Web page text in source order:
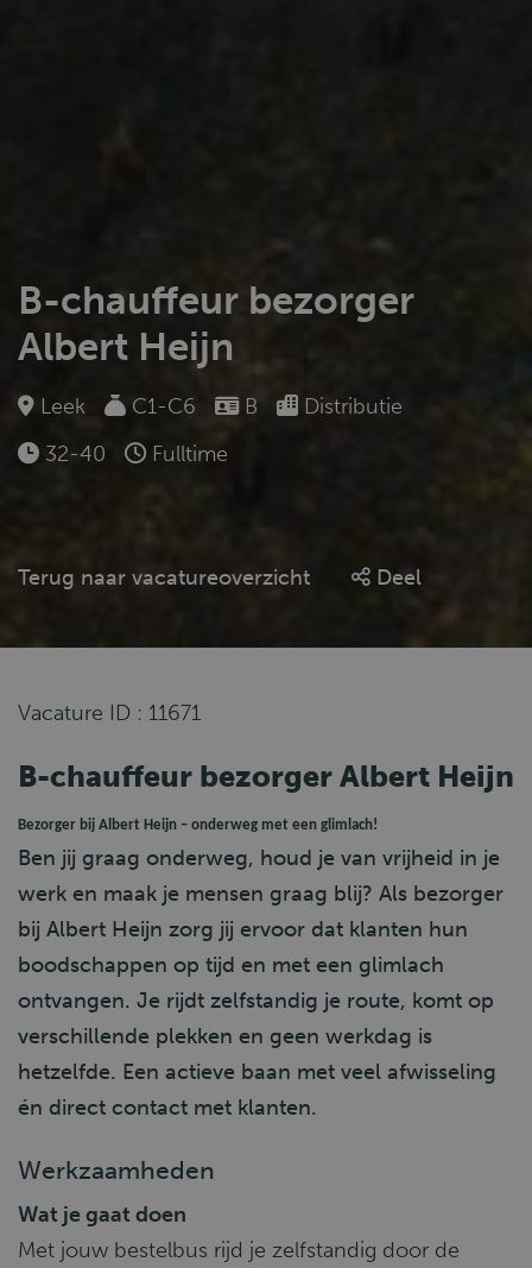
B-chauffeur bezorger
Albert Heijn
Leek C1-C6 B
Distributie
32-40
Fulltime
Terug naar vacatureoverzicht Deel
Vacature ID : 11671
B-chauffeur bezorger Albert Heijn
Bezorger bij Albert Heijn – onderweg met een glimlach!
Ben jij graag onderweg, houd je van vrijheid in je
werk en maak je mensen graag blij? Als bezorger
bij Albert Heijn zorg jij ervoor dat klanten hun
boodschappen op tijd en met een glimlach
ontvangen. Je rijdt zelfstandig je route, komt op
verschillende plekken en geen werkdag is
hetzelfde. Een actieve baan met veel afwisseling
én direct contact met klanten.
Werkzaamheden
Wat je gaat doen
Met jouw bestelbus rijd je zelfstandig door de